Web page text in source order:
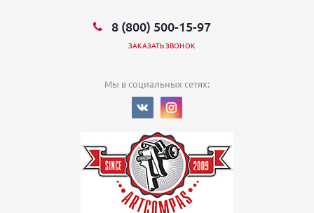
8 (800) 500-15-97
ЗАКАЗАТЬ ЗВОНОК
Мы в социальных сетях: